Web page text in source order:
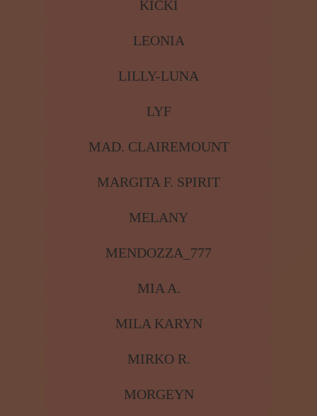
KICKI
LEONIA
LILLY-LUNA
LYF
MAD. CLAIREMOUNT
MARGITA F. SPIRIT
MELANY
MENDOZZA_777
MIA A.
MILA KARYN
MIRKO R.
MORGEYN